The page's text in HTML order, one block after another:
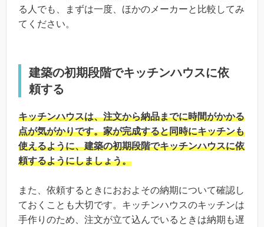
る人でも、まずは一度、ほかのメーカーと比較してみ
てください。
建築の初期段階でキッチンハウスに依
頼する
キッチンハウスは、注文から納品までに時間がかかる
点が気がかりです。家が完成すると同時にキッチンも
使えるように、建築の初期段階でキッチンハウスに依
頼するようにしましょう。
また、依頼するときにおおよその納期について確認し
ておくことも大切です。キッチンハウスのキッチンは
手作りのため、注文が立て込んでいるときは納期も遅